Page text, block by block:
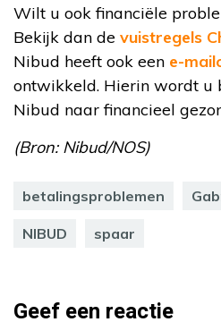
Wilt u ook financiële
Bekijk dan de vuistregels
Nibud heeft ook een e-
ontwikkeld. Hierin wordt u
Nibud naar financieel
(Bron: Nibud/NOS)
betalingsproblemen
NIBUD spaar
Geef een reactie